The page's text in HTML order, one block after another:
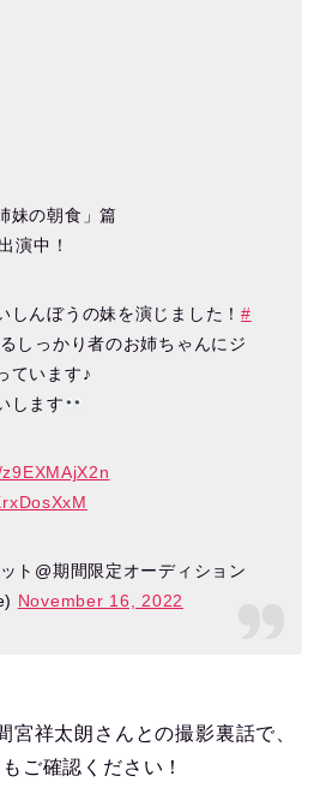
妹の朝食」篇
演中！
しんぼうの妹を演じました！#
しっかり者のお姉ちゃんにジ
ています♪
します
ト@期間限定オーディション
November 16, 2022
宮祥太朗さんとの撮影裏話で、
ご確認ください！